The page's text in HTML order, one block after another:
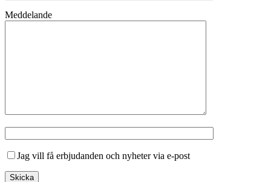
Meddelande
Jag vill få erbjudanden och nyheter via e-post